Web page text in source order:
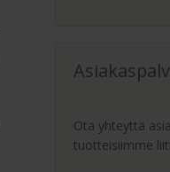
Ota yhteyttä
tuotteisiimme